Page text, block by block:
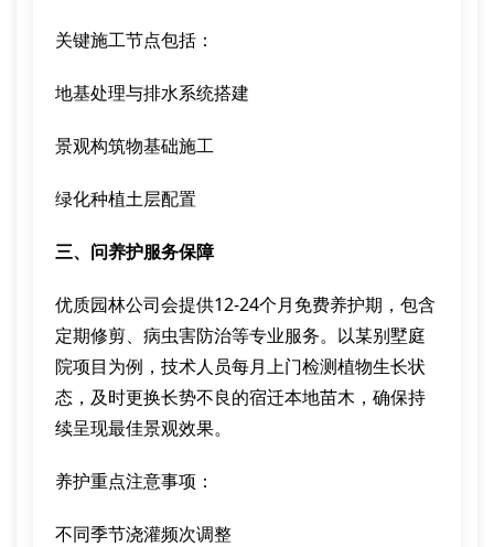
关键施工节点包括：
地基处理与排水系统搭建
景观构筑物基础施工
绿化种植土层配置
三、问养护服务保障
优质园林公司会提供12-24个月免费养护期，包含
定期修剪、病虫害防治等专业服务。以某别墅庭
院项目为例，技术人员每月上门检测植物生长状
态，及时更换长势不良的宿迁本地苗木，确保持
续呈现最佳景观效果。
养护重点注意事项：
不同季节浇灌频次调整